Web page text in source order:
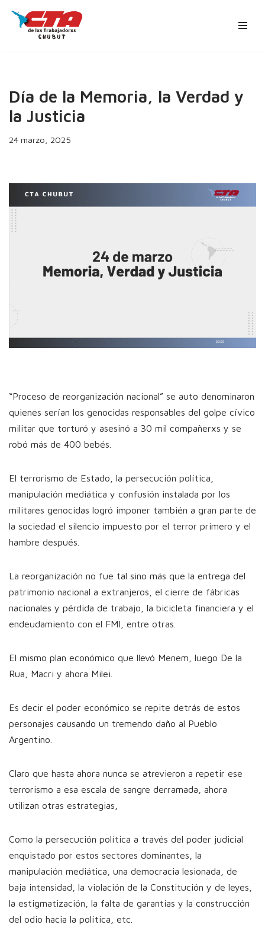
Día de la Memoria, la Verdad y
la Justicia
24 marzo, 2025
“Proceso de reorganización nacional” se auto denominaron
quienes serían los genocidas responsables del golpe cívico
militar que torturó y asesinó a 30 mil compañerxs y se
robó más de 400 bebés.
El terrorismo de Estado, la persecución política,
manipulación mediática y confusión instalada por los
militares genocidas logró imponer también a gran parte de
la sociedad el silencio impuesto por el terror primero y el
hambre después.
La reorganización no fue tal sino más que la entrega del
patrimonio nacional a extranjeros, el cierre de fábricas
nacionales y pérdida de trabajo, la bicicleta financiera y el
endeudamiento con el FMI, entre otras.
El mismo plan económico que llevó Menem, luego De la
Rua, Macri y ahora Milei.
Es decir el poder económico se repite detrás de estos
personajes causando un tremendo daño al Pueblo
Argentino.
Claro que hasta ahora nunca se atrevieron a repetir ese
terrorismo a esa escala de sangre derramada, ahora
utilizan otras estrategias,
Como la persecución política a través del poder judicial
enquistado por estos sectores dominantes, la
manipulación mediática, una democracia lesionada, de
baja intensidad, la violación de la Constitución y de leyes,
la estigmatización, la falta de garantias y la construcción
del odio hacia la política, etc.